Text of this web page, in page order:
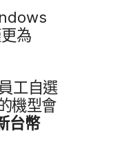
為​
工​自選​
機型​會​
台幣